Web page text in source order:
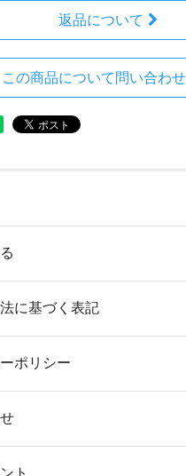
返品について
この商品について問い合わ
に基づく表記
ポリシー
ト